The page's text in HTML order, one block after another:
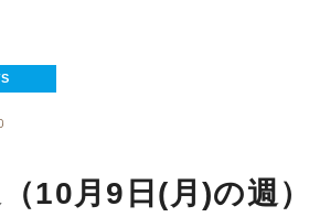
10月9日(月)の週